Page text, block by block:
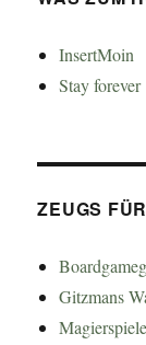
InsertMoin
Stay forever
ZEUGS
Gitzmans
Magierspiele